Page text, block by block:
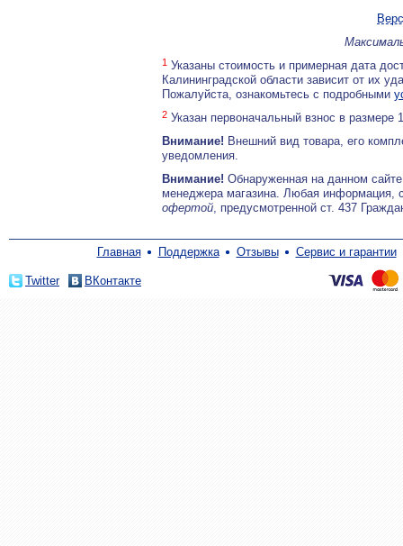
1 Указаны стоимость и примерная дата
Калининградской области зависит от их
Пожалуйста, ознакомьтесь с подробными
2 Указан первоначальный взнос в
Внимание! Внешний вид товара, его
уведомления.
Внимание! Обнаруженная на данном
менеджера магазина. Любая информация,
офертой, предусмотренной ст. 437
Главная Поддержка Отзывы Сервис и гарантии
Twitter ВКонтакте